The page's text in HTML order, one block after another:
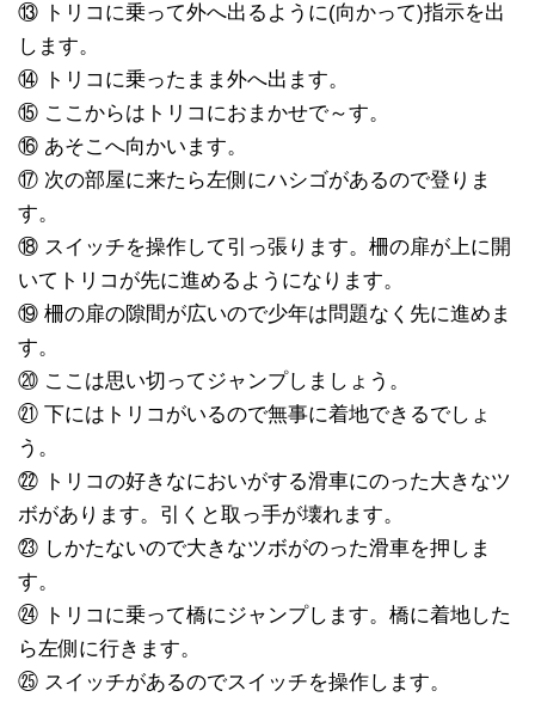
⑬ トリコに乗って外へ出るように(向かって)指示を出
します。
⑭ トリコに乗ったまま外へ出ます。
⑮ ここからはトリコにおまかせで～す。
⑯ あそこへ向かいます。
⑰ 次の部屋に来たら左側にハシゴがあるので登りま
す。
⑱ スイッチを操作して引っ張ります。柵の扉が上に開
いてトリコが先に進めるようになります。
⑲ 柵の扉の隙間が広いので少年は問題なく先に進めま
す。
⑳ ここは思い切ってジャンプしましょう。
㉑ 下にはトリコがいるので無事に着地できるでしょ
う。
㉒ トリコの好きなにおいがする滑車にのった大きなツ
ボがあります。引くと取っ手が壊れます。
㉓ しかたないので大きなツボがのった滑車を押しま
す。
㉔ トリコに乗って橋にジャンプします。橋に着地した
ら左側に行きます。
㉕ スイッチがあるのでスイッチを操作します。